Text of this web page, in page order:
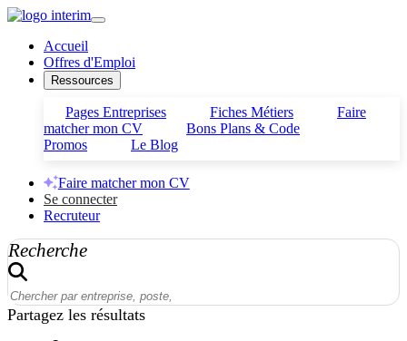
Accueil
Offres d'Emploi
Ressources
Pages Entreprises Fiches Métiers
Faire
matcher mon CV
Bons Plans & Code
Promos
Le Blog
Faire matcher mon CV
Se connecter
Recruteur
Recherche
Partagez les résultats